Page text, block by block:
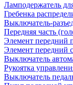
Ламподержатель
Гребенка
Выключатель-
Передняя часть
Элемент передний
Элемент передний
Выключатель
Рукоятка
Выключатель